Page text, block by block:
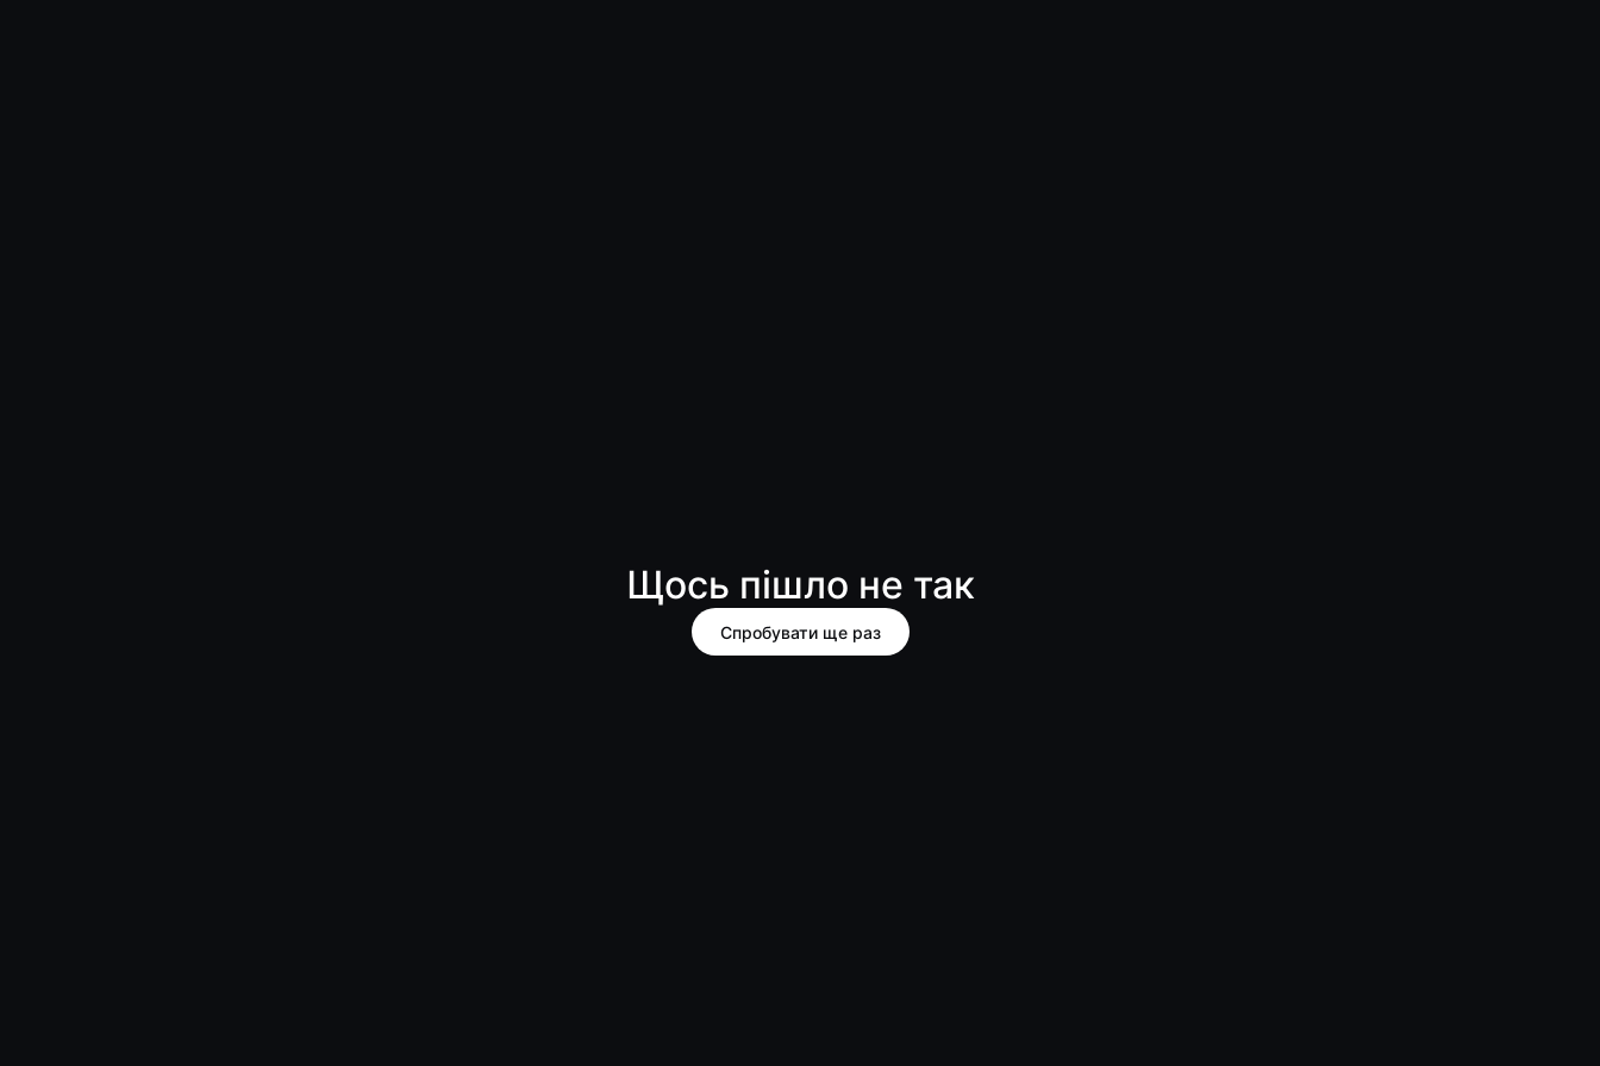
Щось пішло не так
Спробувати ще раз